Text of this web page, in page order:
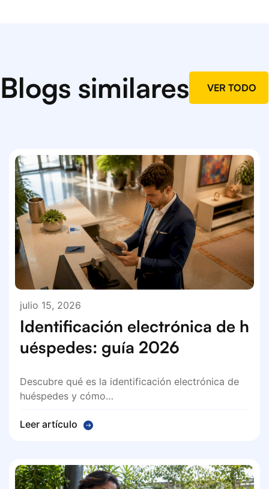
Blogs similares VER TODO
julio 15, 2026
Identificación electrónica de h
uéspedes: guía 2026
Descubre qué es la identificación electrónica de
huéspedes y cómo…
Leer artículo